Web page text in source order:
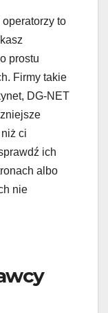
to
prostu
Firmy takie
DG-NET
ci
ich
albo
nie